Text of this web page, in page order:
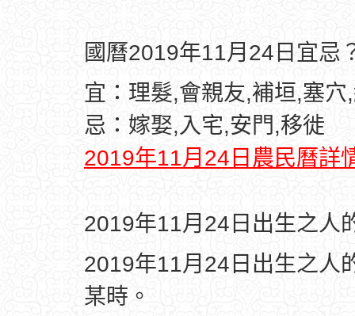
國曆2019年11月24日宜忌
宜：理髮,會親友,補垣,塞穴
忌：嫁娶,入宅,安門,移徙
2019年11月24日農民曆詳
2019年11月24日出生之人
2019年11月24日出生之人
某時。